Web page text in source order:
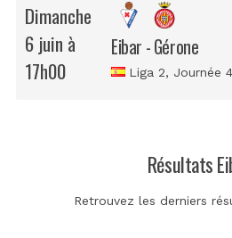
Dimanche
6 juin à
17h00
Eibar - Gérone
Liga 2, Journée
Résultats
Retrouvez les derniers